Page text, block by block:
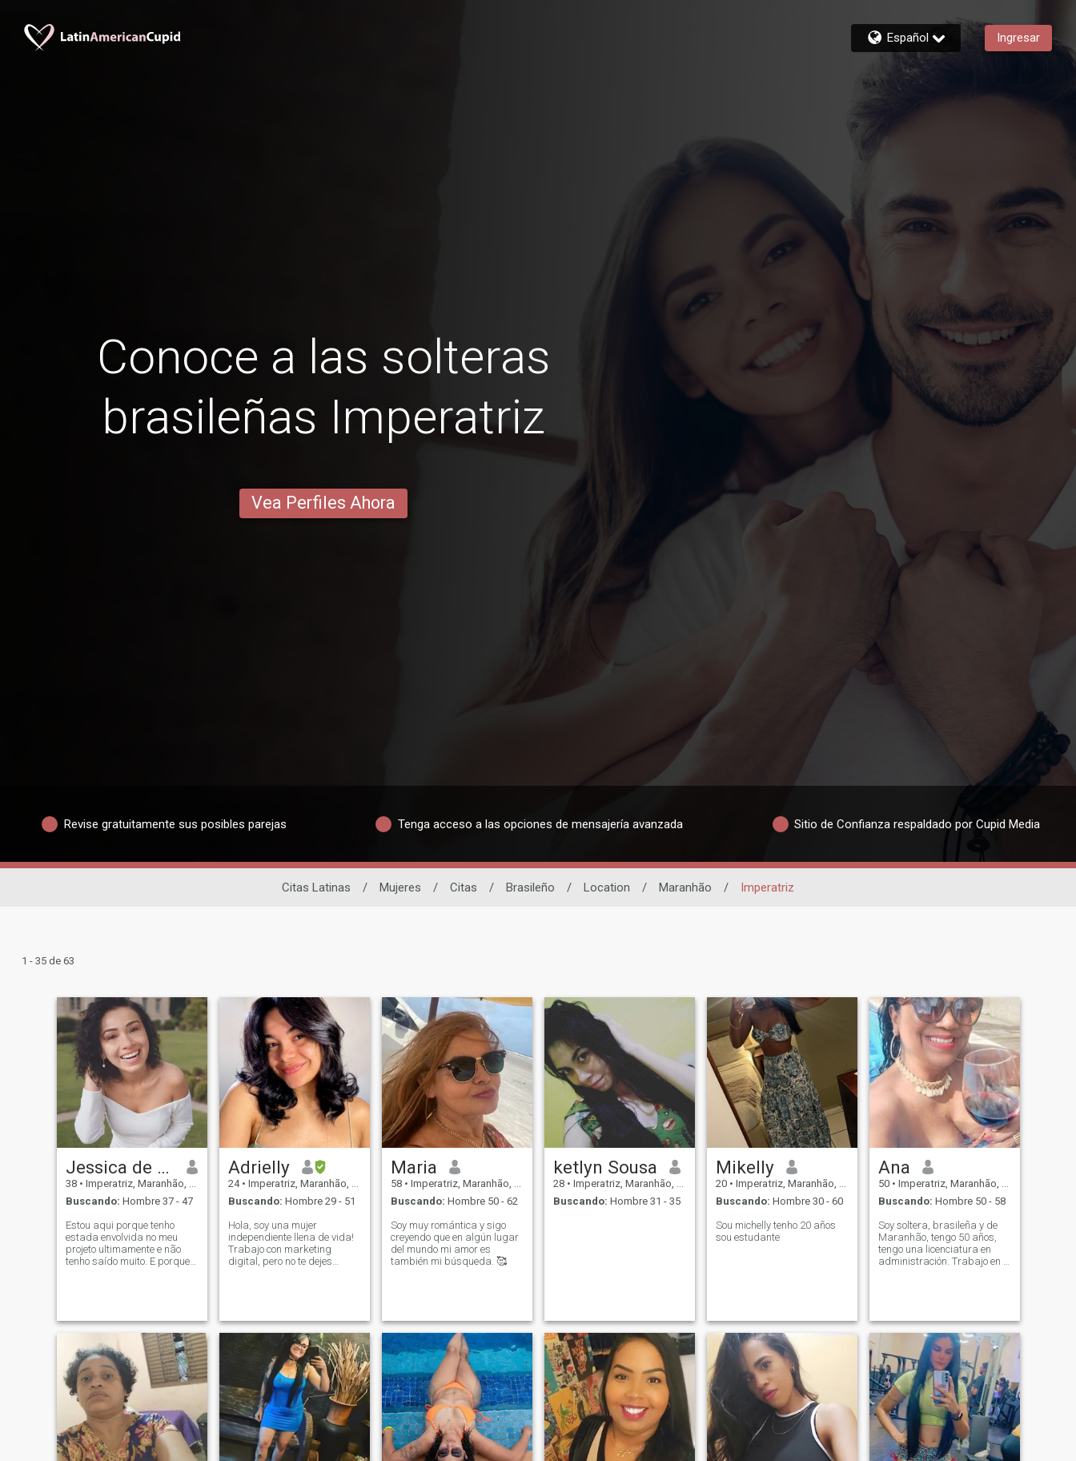
Español Ingresar
Conoce a las solteras
brasileñas Imperatriz
Vea Perfiles Ahora
Revise gratuitamente sus posibles parejas Tenga acceso a las opciones de mensajería avanzada Sitio de Confianza respaldado por Cupid Media
Citas Latinas / Mujeres / Citas / Brasileño / Location / Maranhão / Imperatriz
1 - 35 de 63
Jessica de Lima
38 • Imperatriz, Maranhão, Brasil
Buscando: Hombre 37 - 47
Estou aqui porque tenho
estada envolvida no meu
projeto ultimamente e não
tenho saído muito. E porque
seja por isso que esses
aplicativos existem. Sou br
Adrielly
24 • Imperatriz, Maranhão, Brasil
Buscando: Hombre 29 - 51
Hola, soy una mujer
independiente llena de vida!
Trabajo con marketing
digital, pero no te dejes
divertido (mi estado de
ánimo es casi un activo
personal, solo pierde ante mi
Maria
58 • Imperatriz, Maranhão, Brasil
Buscando: Hombre 50 - 62
Soy muy romántica y sigo
creyendo que en algún lugar
del mundo mi amor es
también mi búsqueda. 🥰
ketlyn Sousa
28 • Imperatriz, Maranhão, Brasil
Buscando: Hombre 31 - 35
Mikelly
20 • Imperatriz, Maranhão, Brasil
Buscando: Hombre 30 - 60
Sou michelly tenho 20 años
sou estudante
Ana
50 • Imperatriz, Maranhão, Brasil
Buscando: Hombre 50 - 58
Soy soltera, brasileña y de
Maranhão, tengo 50 años,
tengo una licenciatura en
administración. Trabajo en el